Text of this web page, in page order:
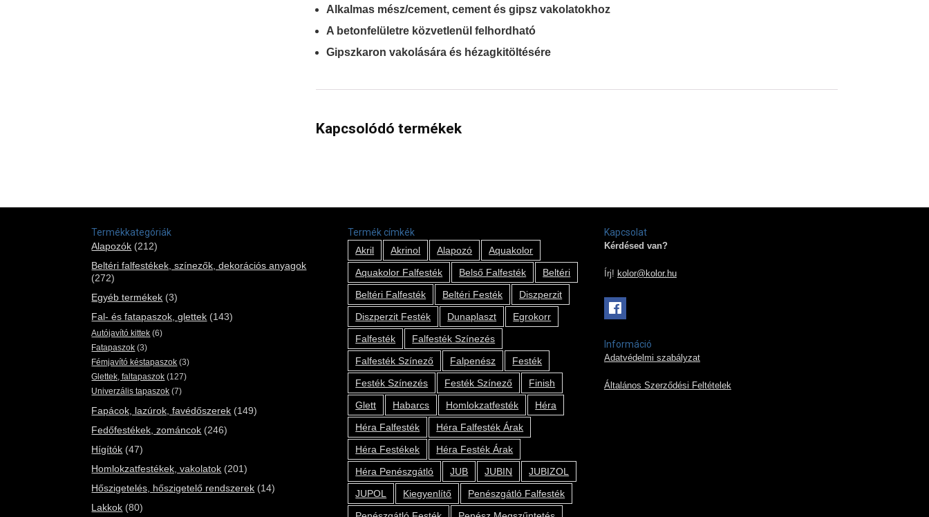
Alkalmas mész/cement, cement és gipsz vakolatokhoz
A betonfelületre közvetlenül felhordható
Gipszkaron vakolására és hézagkitöltésére
Kapcsolódó termékek
Termékkategóriák
Alapozók (212)
Beltéri falfestékek, színezők, dekorációs anyagok
(272)
Egyéb termékek (3)
Fal- és fatapaszok, glettek (143)
Autójavító kittek (6)
Fatapaszok (3)
Fémjavító késtapaszok (3)
Glettek, faltapaszok (127)
Univerzális tapaszok (7)
Fapácok, lazúrok, favédőszerek (149)
Fedőfestékek, zománcok (246)
Hígítók (47)
Homlokzatfestékek, vakolatok (201)
Hőszigetelés, hőszigetelő rendszerek (14)
Lakkok (80)
Termék címkék
Akril
Akrinol Alapozó
Aquakolor
Aquakolor Falfesték
Belső Falfesték
Beltéri
Beltéri Falfesték
Beltéri Festék
Diszperzit
Diszperzit Festék
Dunaplaszt
Egrokorr
Falfesték
Falfesték Színezés
Falfesték Színező
Falpenész
Festék
Festék Színezés
Festék Színező
Finish
Glett
Habarcs Homlokzatfesték
Héra
Héra Falfesték
Héra Falfesték Árak
Héra Festékek
Héra Festék Árak
Héra Penészgátló
JUB JUBIN
JUBIZOL
JUPOL
Kiegyenlítő
Penészgátló Falfesték
Kapcsolat
Kérdésed van?
Írj! kolor@kolor.hu
Információ
Adatvédelmi szabályzat
Általános Szerződési Feltételek